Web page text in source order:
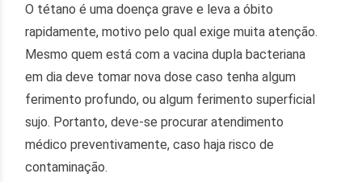
O tétano é uma doença grave e leva a óbito
rapidamente, motivo pelo qual exige muita atenção.
Mesmo quem está com a vacina dupla bacteriana
em dia deve tomar nova dose caso tenha algum
ferimento profundo, ou algum ferimento superficial
sujo. Portanto, deve-se procurar atendimento
médico preventivamente, caso haja risco de
contaminação.